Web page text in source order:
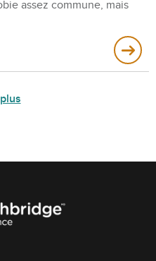
assez commune, mais